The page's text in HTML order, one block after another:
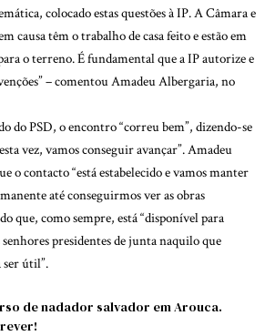
colocado estas questões à IP. A Câmara e
causa têm o trabalho de casa feito e estão em
o terreno. É fundamental que a IP autorize e
– comentou Amadeu Albergaria, no
do PSD, o encontro “correu bem”, dizendo-se
vez, vamos conseguir avançar”. Amadeu
o contacto “está estabelecido e vamos manter
até conseguirmos ver as obras
que, como sempre, está “disponível para
presidentes de junta naquilo que
ser útil”.
de nadador salvador em Arouca.